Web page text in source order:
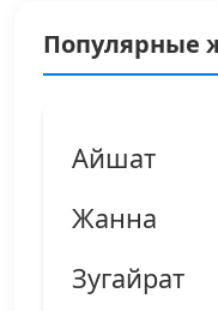
Популярные
Айшат
Жанна
Зугайрат